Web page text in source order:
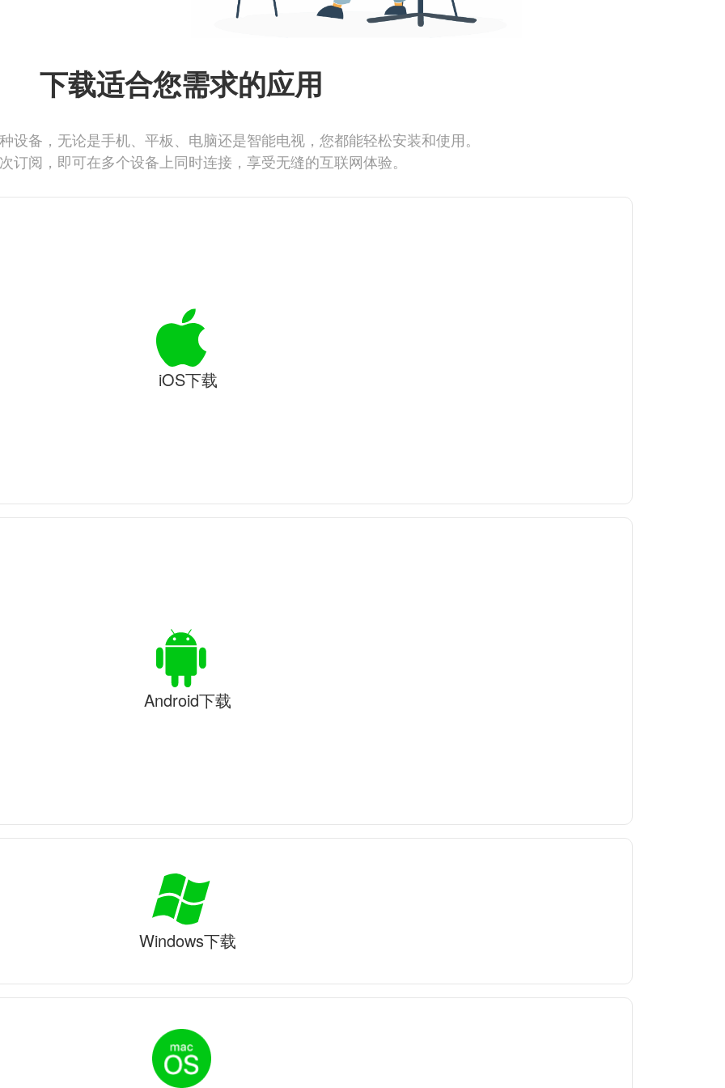
下载适合您需求的应用
设备，无论是手机、平板、电脑还是智能电视，您都能轻松安装和使用。
订阅，即可在多个设备上同时连接，享受无缝的互联网体验。
iOS下载
Android下载
Windows下载